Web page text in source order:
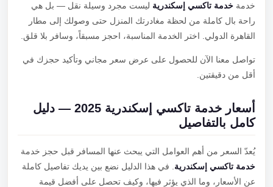
خدمةخدمة تاكسي إسكندرية ليست مجرد وسيلة نقل — بل هي
راحة بال كاملة من لحظة مغادرتك المنزل حتى وصولك إلى مطار
القاهرة الدولي. اختر الخدمة المناسبة، احجز مسبقاً، وسافر بلا قلق.
تواصل معنا الآن للحصول على عرض سعر مجاني وتأكيد حجزك في
أقل من دقيقتين.
أسعار خدمة تاكسي إسكندرية 2025 — دليل
كامل بالتفاصيل
يُعدّ السعر من أهم العوامل التي يبحث عنها المسافر قبل حجز خدمة
خدمة تاكسي إسكندرية . في هذا الدليل نضع بين يديك تفاصيل كاملة
عن الأسعار، وما الذي يؤثر فيها، وكيف تحصل على أفضل قيمة